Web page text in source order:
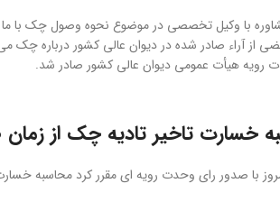
با وکیل تخصصی در موضوع نحوه وصول چک با ما
از آراء صادر شده در دیوان عالی کشور درباره چک
رویه هیأت عمومی دیوان عالی کشور صادر شد.
خسارت تاخیر تادیه چک از
با صدور رای وحدت رویه ای مقرر کرد محاسبه